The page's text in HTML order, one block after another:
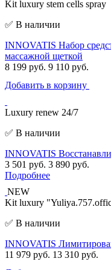
Kit luxury stem cells spray
✅ В наличии
INNOVATIS Набор
массажной щеткой
8 199 руб. 9 110 руб.
Добавить в корзину
Luxury renew 24/7
✅ В наличии
INNOVATIS
3 501 руб. 3 890 руб.
Подробнее
NEW
Kit luxury
✅ В наличии
INNOVATIS
11 979 руб. 13 310 руб.